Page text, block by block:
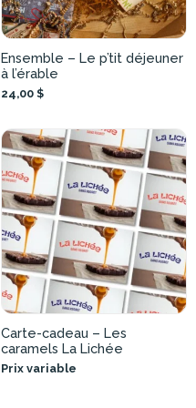
Ensemble – Le p’tit déjeuner
à l’érable
24,00 $
Carte-cadeau – Les
caramels La Lichée
Prix variable